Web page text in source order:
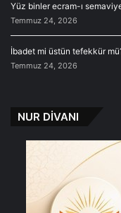
Yüz binler ecram-ı
Temmuz 24, 2026
İbadet mi üstün tefekkür
Temmuz 24, 2026
NUR DİVANI